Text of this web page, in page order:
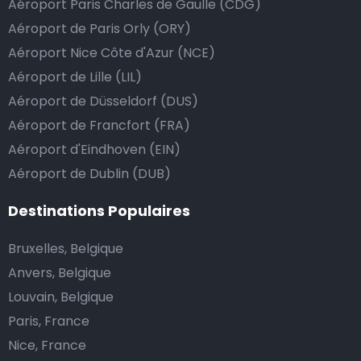
au chauffeur de ne pas rendre la monnaie après lui
avoir donné un billet plus élevé que le prix de la
course.
Combien coûte une navette d’aéroport à Corsico?
L’un des plus gros avantages des transports
d’aéroport proposés par Airport Taxis est un tarif fixe
pour votre navette.
Contrairement aux taxis traditionnels, nous n’ajoutons
pas de frais supplémentaires au prix d’une course en
taxi de nuit, ni de supplément pour venir vous
chercher ou pour l’attente si votre vol a du retard.
profitez de votre voyage.
Aéroport Paris Charles de Gaulle (CDG)
Aéroport de Paris Orly (ORY)
Aéroport Nice Côte d'Azur (NCE)
Aéroport de Lille (LIL)
Aéroport de Düsseldorf (DUS)
Aéroport de Francfort (FRA)
Aéroport d'Eindhoven (EIN)
Aéroport de Dublin (DUB)
Destinations Populaires
Bruxelles, Belgique
Anvers, Belgique
Louvain, Belgique
Paris, France
Nice, France